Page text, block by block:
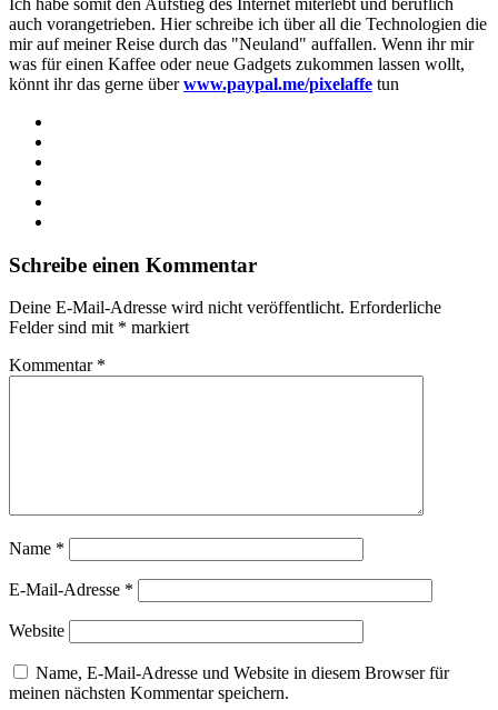
Ich habe somit den Aufstieg des Internet miterlebt und beruflich
auch vorangetrieben. Hier schreibe ich über all die Technologien die
mir auf meiner Reise durch das "Neuland" auffallen. Wenn ihr mir
was für einen Kaffee oder neue Gadgets zukommen lassen wollt,
könnt ihr das gerne überwww.paypal.me/pixelaffe tun
Schreibe einen Kommentar
Deine E-Mail-Adresse wird nicht veröffentlicht. Erforderliche
Felder sind mit * markiert
Kommentar *
Name *
E-Mail-Adresse *
Website
Name, E-Mail-Adresse und Website in diesem Browser für
meinen nächsten Kommentar speichern.